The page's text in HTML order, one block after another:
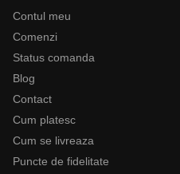
Contul meu
Comenzi
Status comanda
Blog
Contact
Cum platesc
Cum se livreaza
Puncte de fidelitate